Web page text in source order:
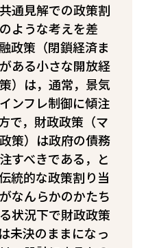
通見解での政策割
ような考えを差
政策（閉鎖経済ま
ある小さな開放経
）は，通常，景気
ンフレ制御に傾注
で，財政政策（マ
策）は政府の債務
すべきである，と
統的な政策割り当
なんらかのかたち
状況下で財政政策
未決のままになっ